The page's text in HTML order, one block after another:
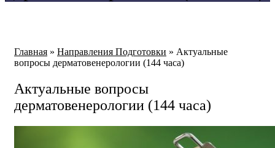
Главная » Направления Подготовки » Актуальные
вопросы дерматовенерологии (144 часа)
Актуальные вопросы
дерматовенерологии (144 часа)